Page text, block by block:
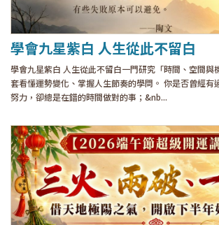
學會九星紫白 人生從此不留白
學會九星紫白 人生從此不留白一門研究「時間、空間與
套看懂運勢變化、掌握人生節奏的學問。 你是否曾經有
努力，卻總是在錯的時間做對的事；&nb...